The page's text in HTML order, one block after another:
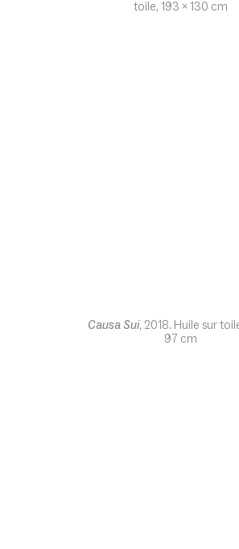
toile, 193 x 130 cm
Causa Sui, 2018. Huile sur
97 cm